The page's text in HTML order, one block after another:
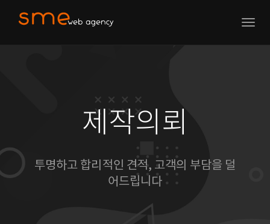
제작의뢰
투명하고 합리적인 견적, 고객의 부담을 덜
어드립니다